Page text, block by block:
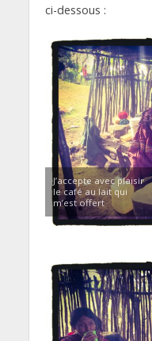
ci-dessous :
J’accepte avec plaisir
le café au lait qui
m’est offert